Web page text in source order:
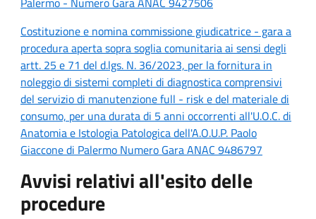
Costituzione e nomina commissione giudicatrice - gara a
procedura aperta sopra soglia comunitaria ai sensi degli
artt. 25 e 71 del d.lgs. N. 36/2023, per la fornitura in
noleggio di sistemi completi di diagnostica comprensivi
del servizio di manutenzione full - risk e del materiale di
consumo, per una durata di 5 anni occorrenti all'U.O.C. di
Anatomia e Istologia Patologica dell'A.O.U.P. Paolo
Giaccone di Palermo Numero Gara ANAC 9486797
Avvisi relativi all'esito delle
procedure